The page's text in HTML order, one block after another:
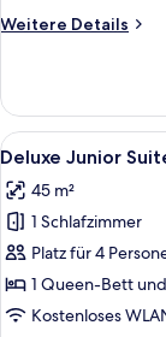
Weitere Details
Weitere
Zimmer,
Balkon,
Meerblick
Alle
Fotos
für
Deluxe
Junior
Suite
With
4
Deluxe Junior
45 m²
1 Schlafzimmer
Platz für 4
1 Queen-Bett
Kostenloses